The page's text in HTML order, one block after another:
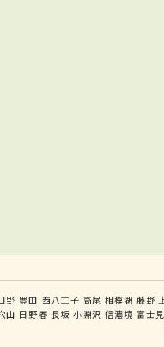
野 豊田 西八王子 高尾 相模湖 藤野
山 日野春 長坂 小淵沢 信濃境 富士見